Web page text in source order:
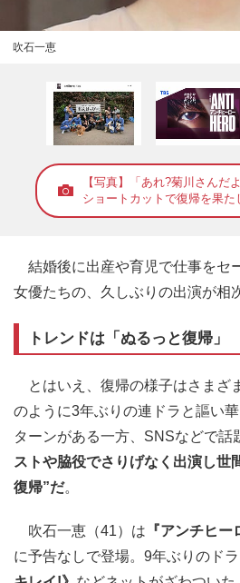
吹石一恵
【写真】「あれ?菊川さんだ
ショートカットで復帰を果た
結婚後に出産や育児で仕事をセ
女優たちの、久しぶりの出演が相
トレンドは「ぬるっと復帰」
とはいえ、復帰の様子はさまざ
のように3年ぶりの連ドラと謳い
ターンがある一方、SNSなどで話
ストや脇役でさりげなく出演し世
復帰”だ。
吹石一恵（41）は 『アンチヒー
に予告なしで登場。9年ぶりのド